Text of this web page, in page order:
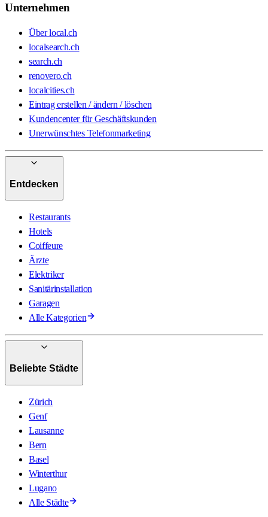
Unternehmen
Über local.ch
localsearch.ch
search.ch
renovero.ch
localcities.ch
Eintrag erstellen / ändern / löschen
Kundencenter für Geschäftskunden
Unerwünschtes Telefonmarketing
Entdecken
Restaurants
Hotels
Coiffeure
Ärzte
Elektriker
Sanitärinstallation
Garagen
Alle Kategorien
Beliebte Städte
Zürich
Genf
Lausanne
Bern
Basel
Winterthur
Lugano
Alle Städte